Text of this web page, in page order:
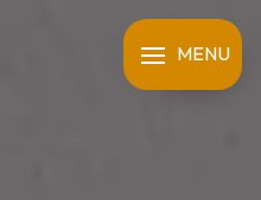
MENU